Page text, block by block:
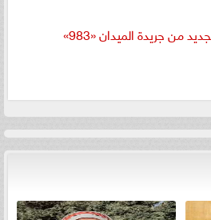
من جريدة الميدان «983»